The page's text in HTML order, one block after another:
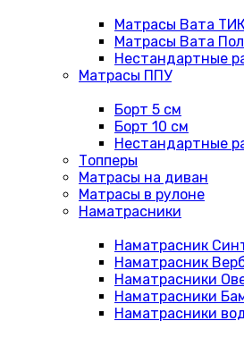
Матрасы Вата ТИК
Матрасы Вата
Нестандартные
Матрасы ППУ
Борт 5 см
Борт 10 см
Нестандартные
Топперы
Матрасы на диван
Матрасы в рулоне
Наматрасники
Наматрасник
Наматрасник
Наматрасники
Наматрасники
Наматрасники